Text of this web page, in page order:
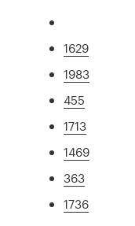
1629
1983
455
1713
1469
363
1736